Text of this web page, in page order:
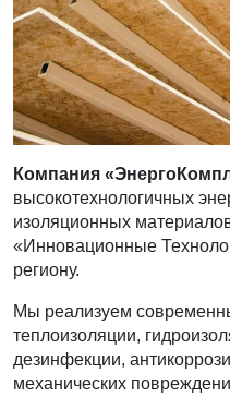
Компания
высокотехнологичных
изоляционных
«Инновационные
региону.
Мы реализуем
теплоизоляции,
дезинфекции,
механических